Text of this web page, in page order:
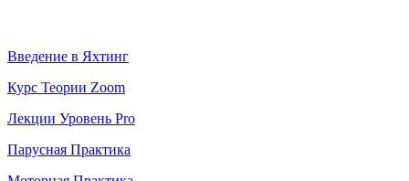
Введение в Яхтинг
Курс Теории Zoom
Лекции Уровень Pro
Парусная Практика